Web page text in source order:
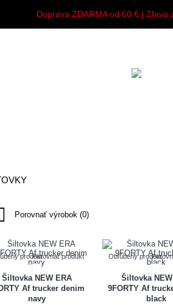
Doprava ZDARMA od 60 € | Zľava
Porovnať výrobok (0)
produktPorovnať produkt
Šiltovka NEW ERA
Af trucker denim
navy
Obľúbený produkt
Šiltovka
9FORTY Af
black